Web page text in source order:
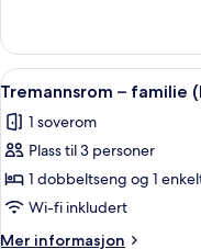
Window)
–
deluxe
(Deluxe
Window)
Åpne
alle
bildene
av
Tremannsrom
–
familie
4
Tremannsrom – familie
1 soverom
Plass til 3 personer
1 dobbeltseng og 1
Wi-fi inkludert
Mer informasjon
Mer